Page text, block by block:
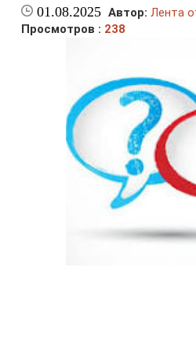
01.08.2025 Автор: Лента
Просмотров : 238